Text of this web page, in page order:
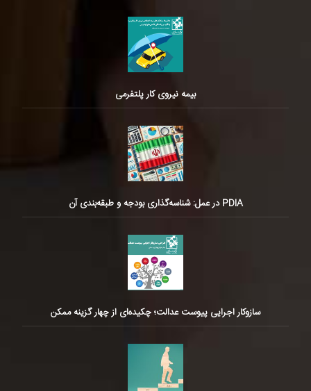
بیمه نیروی کار پلتفرمی
PDIA در عمل: شناسه‌گذاری بودجه و طبقه‌بندی آن
سازوکار اجرایی پیوست عدالت؛ چکیده‌ای از چهار گزینه ممکن